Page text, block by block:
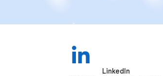
LinkedIn